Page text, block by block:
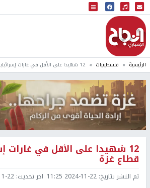
البث المباشر
إذاعة النجاح
الرئيسية فلسطينيات 12 شهيدا على الأقل في غارات إسرائيلية على قطاع غزة
12 شهيدا على الأقل في غارات
قطاع غزة
تم النشر بتاريخ: 2024-11-22 11:25 اخر تحديث: 13:23